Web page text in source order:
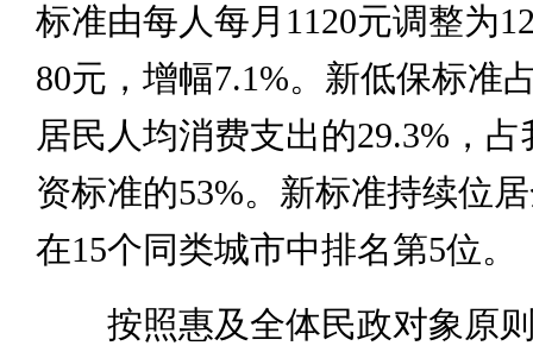
标准由每人每月1120元调整为
80元，增幅7.1%。新低保标准
居民人均消费支出的29.3%，
资标准的53%。新标准持续位
在15个同类城市中排名第5位。
按照惠及全体民政对象原则